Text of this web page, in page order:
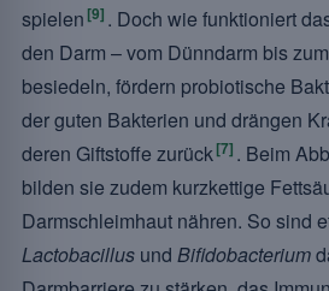
spielen [9] . Doch wie funktioniert
den Darm – vom Dünndarm bis
besiedeln, fördern probiotische
der guten Bakterien und drängen
deren Giftstoffe zurück[7] . Beim
bilden sie zudem kurzkettige
Darmschleimhaut nähren. So sind
Lactobacillus und Bifidobacterium